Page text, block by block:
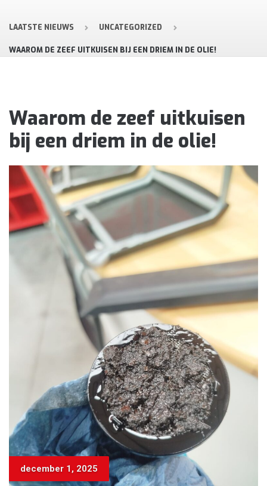
LAATSTE NIEUWS UNCATEGORIZED
WAAROM DE ZEEF UITKUISEN BIJ EEN DRIEM IN DE OLIE!
Waarom de zeef uitkuisen
bij een driem in de olie!
december 1, 2025